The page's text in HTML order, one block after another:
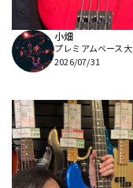
小畑
プレミアムベース
2026/07/31